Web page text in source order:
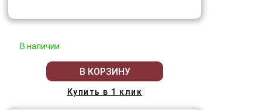
В наличии
В КОРЗИНУ
Купить в 1 клик